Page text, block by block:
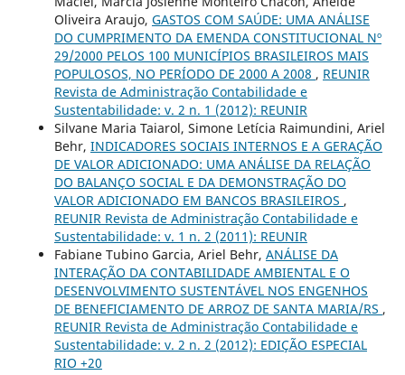
Oliveira Araujo, GASTOS COM SAÚDE: UMA ANÁLISE
DO CUMPRIMENTO DA EMENDA CONSTITUCIONAL Nº
29/2000 PELOS 100 MUNICÍPIOS BRASILEIROS MAIS
POPULOSOS, NO PERÍODO DE 2000 A 2008 , REUNIR
Revista de Administração Contabilidade e
Sustentabilidade: v. 2 n. 1 (2012): REUNIR
Silvane Maria Taiarol, Simone Letícia Raimundini, Ariel
Behr, INDICADORES SOCIAIS INTERNOS E A GERAÇÃO
DE VALOR ADICIONADO: UMA ANÁLISE DA RELAÇÃO
DO BALANÇO SOCIAL E DA DEMONSTRAÇÃO DO
VALOR ADICIONADO EM BANCOS BRASILEIROS ,
REUNIR Revista de Administração Contabilidade e
Sustentabilidade: v. 1 n. 2 (2011): REUNIR
Fabiane Tubino Garcia, Ariel Behr, ANÁLISE DA
INTERAÇÃO DA CONTABILIDADE AMBIENTAL E O
DESENVOLVIMENTO SUSTENTÁVEL NOS ENGENHOS
DE BENEFICIAMENTO DE ARROZ DE SANTA MARIA/RS ,
REUNIR Revista de Administração Contabilidade e
Sustentabilidade: v. 2 n. 2 (2012): EDIÇÃO ESPECIAL
RIO +20